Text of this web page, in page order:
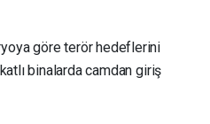
göre terör hedeflerini
binalarda camdan giriş